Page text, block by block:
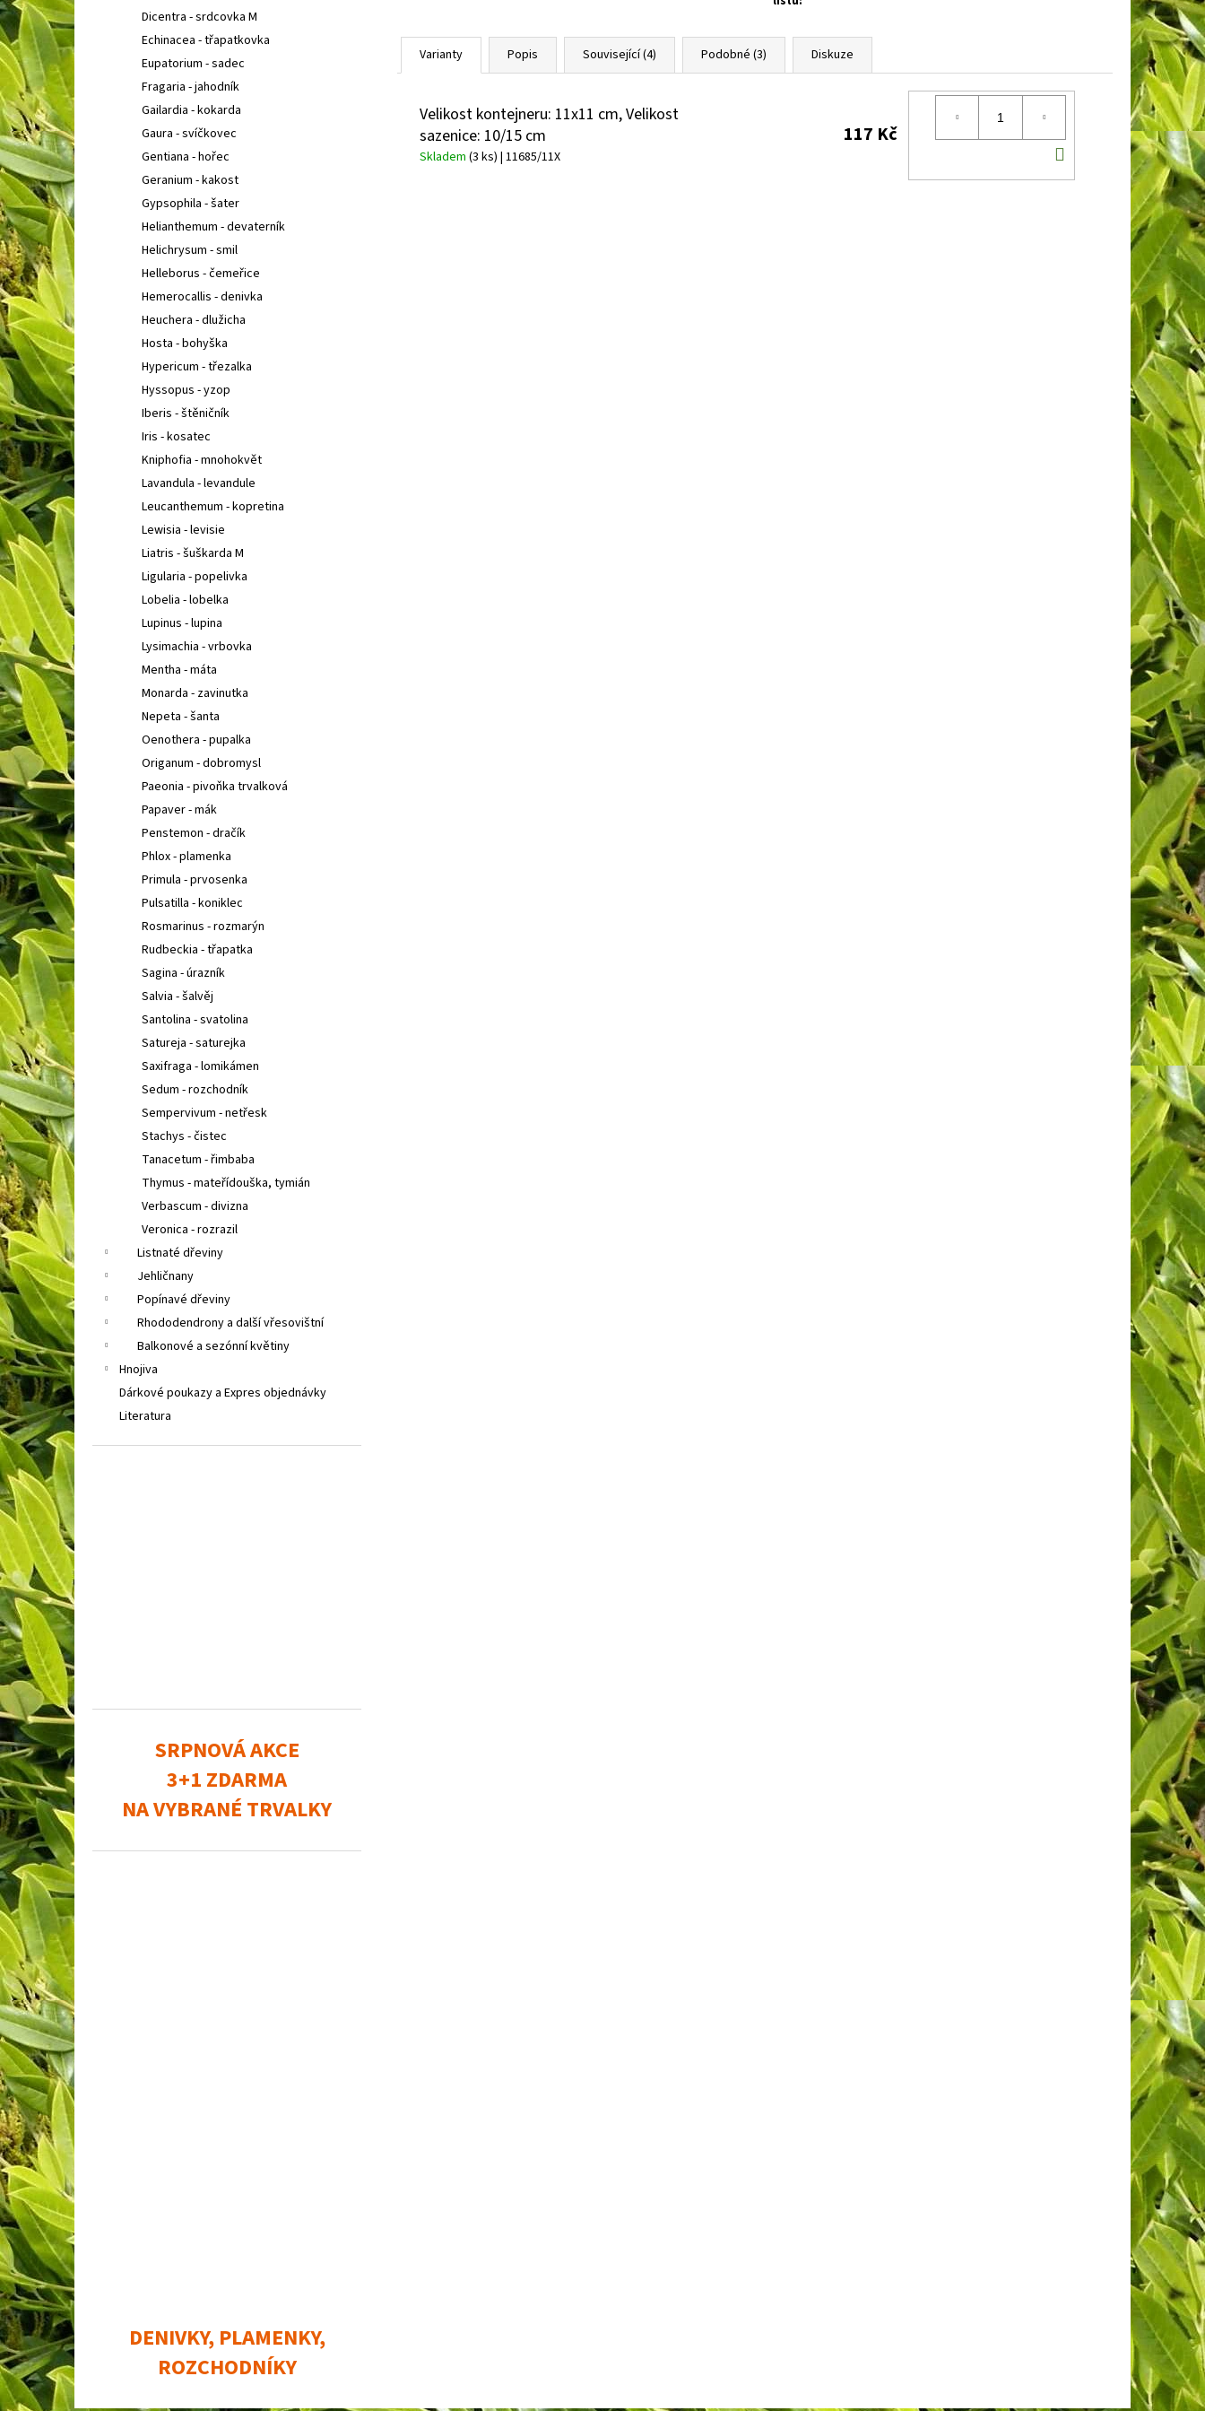
Dicentra - srdcovka M
Echinacea - třapatkovka
Eupatorium - sadec
Fragaria - jahodník
Gailardia - kokarda
Gaura - svíčkovec
Gentiana - hořec
Geranium - kakost
Gypsophila - šater
Helianthemum - devaterník
Helichrysum - smil
Helleborus - čemeřice
Hemerocallis - denivka
Heuchera - dlužicha
Hosta - bohyška
Hypericum - třezalka
Hyssopus - yzop
Iberis - štěničník
Iris - kosatec
Kniphofia - mnohokvět
Lavandula - levandule
Leucanthemum - kopretina
Lewisia - levisie
Liatris - šuškarda M
Ligularia - popelivka
Lobelia - lobelka
Lupinus - lupina
Lysimachia - vrbovka
Mentha - máta
Monarda - zavinutka
Nepeta - šanta
Oenothera - pupalka
Origanum - dobromysl
Paeonia - pivoňka trvalková
Papaver - mák
Penstemon - dračík
Phlox - plamenka
Primula - prvosenka
Pulsatilla - koniklec
Rosmarinus - rozmarýn
Rudbeckia - třapatka
Sagina - úrazník
Salvia - šalvěj
Santolina - svatolina
Satureja - saturejka
Saxifraga - lomikámen
Sedum - rozchodník
Sempervivum - netřesk
Stachys - čistec
Tanacetum - řimbaba
Thymus - mateřídouška, tymián
Verbascum - divizna
Veronica - rozrazil
Listnaté dřeviny
Jehličnany
Popínavé dřeviny
Rhododendrony a další vřesovištní
Balkonové a sezónní květiny
Hnojiva
Dárkové poukazy a Expres objednávky
Literatura
SRPNOVÁ AKCE
3+1 ZDARMA
NA VYBRANÉ TRVALKY
DENIVKY, PLAMENKY,
ROZCHODNÍKY
Varianty Popis Související (4) Podobné (3) Diskuze
Velikost kontejneru: 11x11 cm, Velikost
sazenice: 10/15 cm
Skladem (3 ks) | 11685/11X
117 Kč
KOŠÍKU